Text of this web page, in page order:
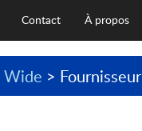
À propos
Contact
Wide > Fournisseur